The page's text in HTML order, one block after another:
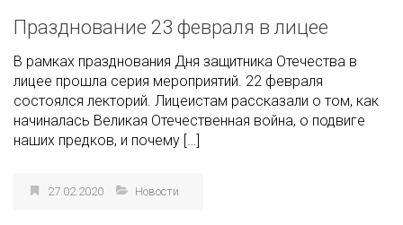
Празднование 23 февраля в лицее
В рамках празднования Дня защитника Отечества в
лицее прошла серия мероприятий. 22 февраля
состоялся лекторий. Лицеистам рассказали о том, как
начиналась Великая Отечественная война, о подвиге
наших предков, и почему […]
27.02.2020 Новости